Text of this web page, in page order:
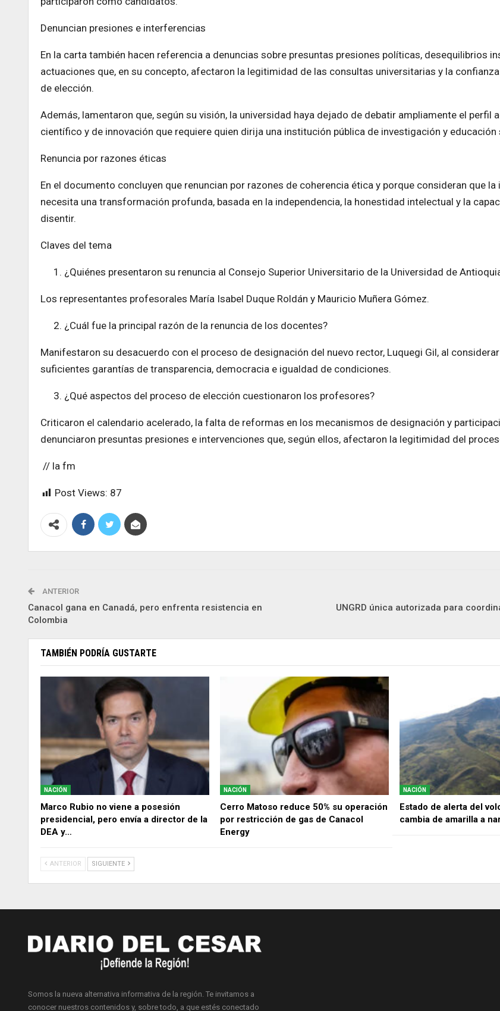
Denuncian presiones e interferencias
En la carta también hacen referencia a denuncias sobre presuntas presiones políticas, desequilibrios
actuaciones que, en su concepto, afectaron la legitimidad de las consultas universitarias y la
de elección.
Además, lamentaron que, según su visión, la universidad haya dejado de debatir ampliamente el perfil
científico y de innovación que requiere quien dirija una institución pública de investigación y educación
Renuncia por razones éticas
En el documento concluyen que renuncian por razones de coherencia ética y porque consideran que
necesita una transformación profunda, basada en la independencia, la honestidad intelectual y la
disentir.
Claves del tema
¿Quiénes presentaron su renuncia al Consejo Superior Universitario de la Universidad de
Los representantes profesorales María Isabel Duque Roldán y Mauricio Muñera Gómez.
¿Cuál fue la principal razón de la renuncia de los docentes?
Manifestaron su desacuerdo con el proceso de designación del nuevo rector, Luquegi Gil, al
suficientes garantías de transparencia, democracia e igualdad de condiciones.
¿Qué aspectos del proceso de elección cuestionaron los profesores?
Criticaron el calendario acelerado, la falta de reformas en los mecanismos de designación y
denunciaron presuntas presiones e intervenciones que, según ellos, afectaron la legitimidad del
// la fm
Post Views: 87
ANTERIOR
Canacol gana en Canadá, pero enfrenta resistencia en
Colombia
UNGRD única autorizada para
TAMBIÉN PODRÍA GUSTARTE
NACIÓN
Marco Rubio no viene a posesión
presidencial, pero envía a director de la
DEA y…
NACIÓN
Cerro Matoso reduce 50% su operación
por restricción de gas de Canacol
Energy
NACIÓN
Estado de alerta del
cambia de amarilla a
ANTERIOR SIGUIENTE
Somos la nueva alternativa informativa de la región. Te invitamos a
conocer nuestros contenidos y, sobre todo, a que estés conectado